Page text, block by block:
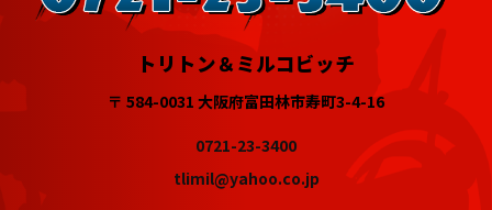
トリトン＆ミルコビッチ
〒 584-0031 大阪府富田林市寿町3-4-16
0721-23-3400
tlimil@yahoo.co.jp